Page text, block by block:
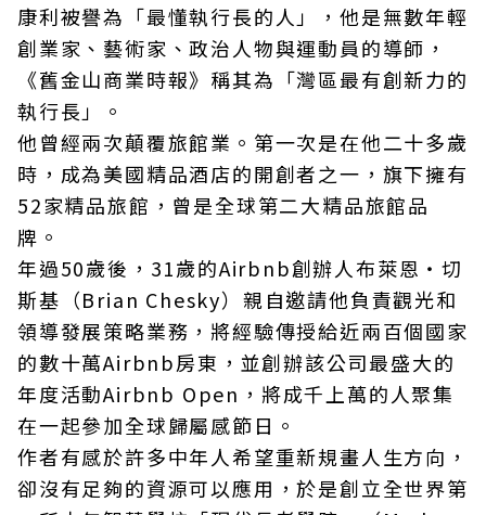
康利被譽為「最懂執行長的人」，他是無數年輕
創業家、藝術家、政治人物與運動員的導師，
《舊金山商業時報》稱其為「灣區最有創新力的
執行長」。
他曾經兩次顛覆旅館業。第一次是在他二十多歲
時，成為美國精品酒店的開創者之一，旗下擁有
52家精品旅館，曾是全球第二大精品旅館品
牌。
年過50歲後，31歲的Airbnb創辦人布萊恩・切
斯基（Brian Chesky）親自邀請他負責觀光和
領導發展策略業務，將經驗傳授給近兩百個國家
的數十萬Airbnb房東，並創辦該公司最盛大的
年度活動Airbnb Open，將成千上萬的人聚集
在一起參加全球歸屬感節日。
作者有感於許多中年人希望重新規畫人生方向，
卻沒有足夠的資源可以應用，於是創立全世界第